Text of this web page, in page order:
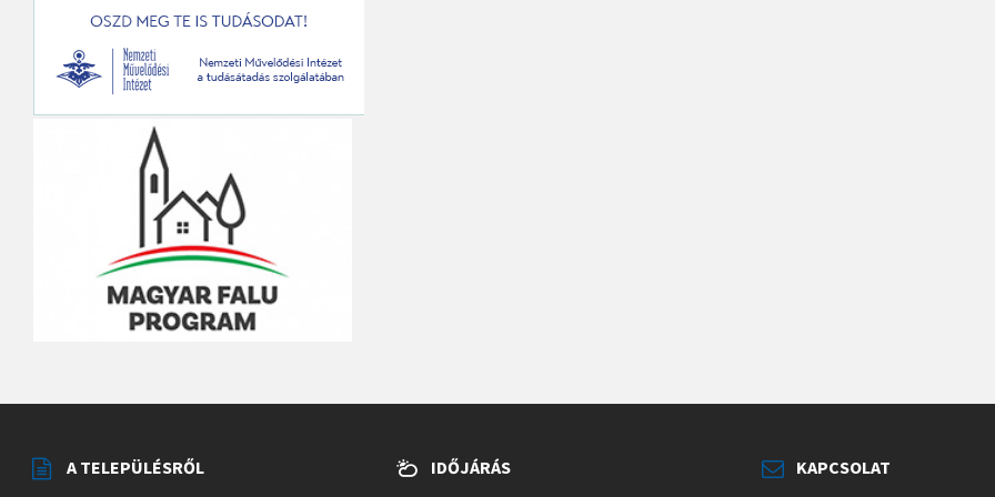
A TELEPÜLÉSRŐL IDŐJÁRÁS KAPCSOLAT